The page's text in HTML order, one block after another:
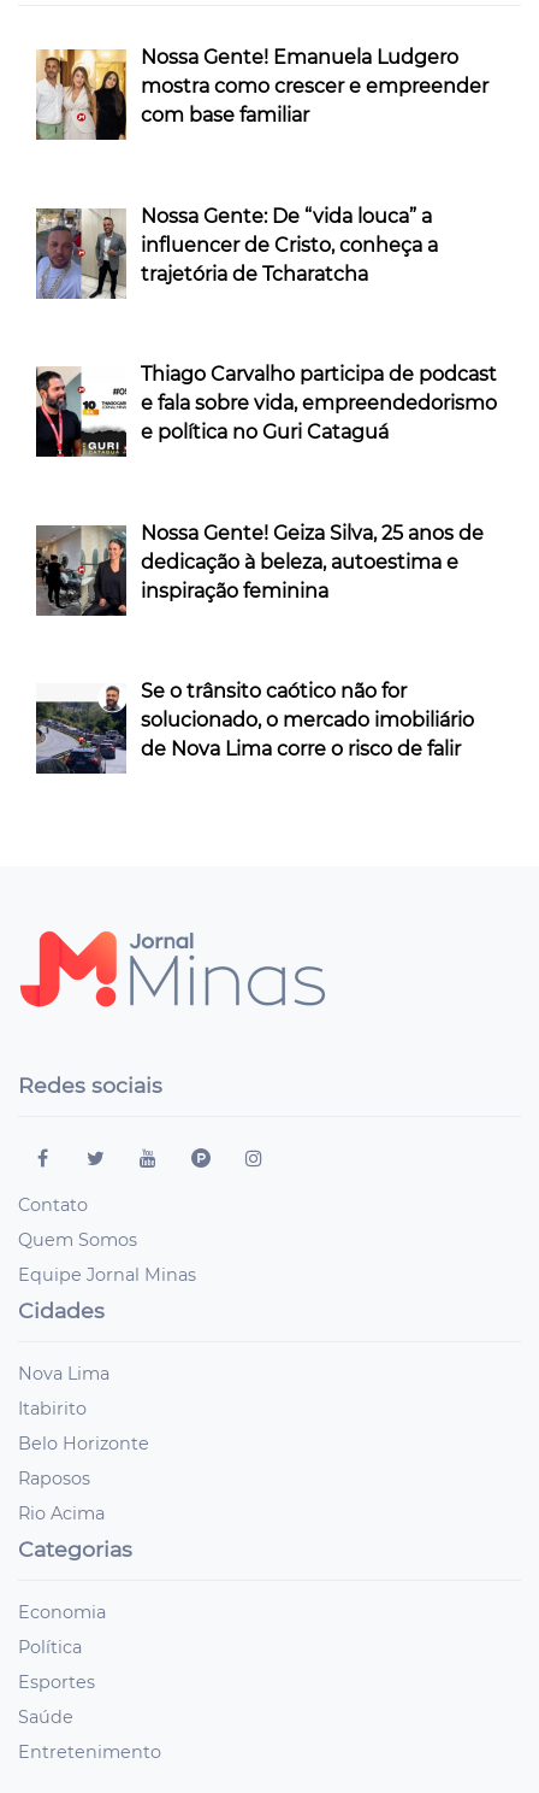
Nossa Gente! Emanuela Ludgero
mostra como crescer e empreender
com base familiar
Nossa Gente: De “vida louca” a
influencer de Cristo, conheça a
trajetória de Tcharatcha
Thiago Carvalho participa de podcast
e fala sobre vida, empreendedorismo
e política no Guri Cataguá
Nossa Gente! Geiza Silva, 25 anos de
dedicação à beleza, autoestima e
inspiração feminina
Se o trânsito caótico não for
solucionado, o mercado imobiliário
de Nova Lima corre o risco de falir
Redes sociais
Contato
Quem Somos
Equipe Jornal Minas
Cidades
Nova Lima
Itabirito
Belo Horizonte
Raposos
Rio Acima
Categorias
Economia
Política
Esportes
Saúde
Entretenimento